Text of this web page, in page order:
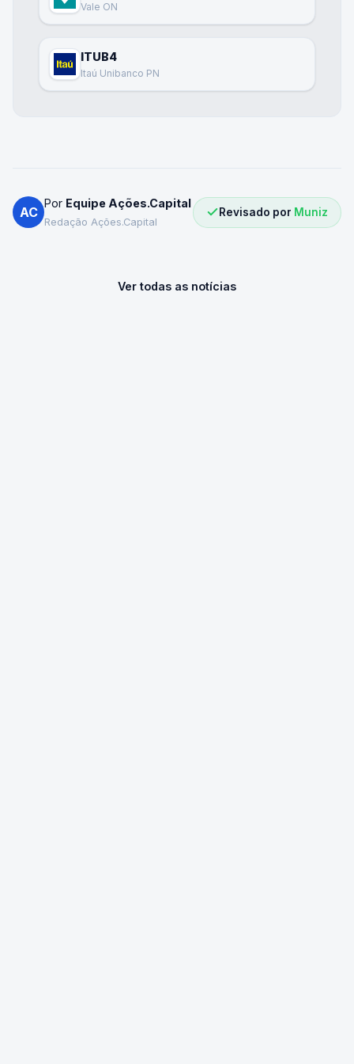
Vale ON
ITUB4
Itaú Unibanco PN
AC
Por Equipe Ações.Capital
Redação Ações.Capital
Revisado por Muniz
Ver todas as notícias